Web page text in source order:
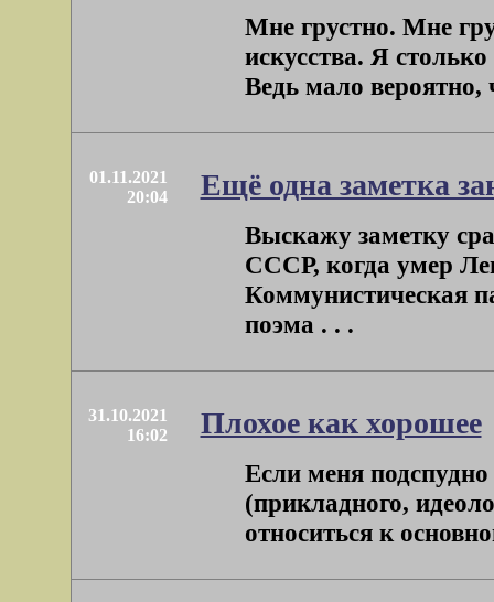
Мне грустно. Мне
искусства. Я
Ведь мало вероятно,
01.11.2021
20:04
Ещё одна заметка
Выскажу заметку
СССР, когда умер
Коммунистическая
поэма . . .
31.10.2021
16:02
Плохое как хорошее
Если меня подспудно
(прикладного,
относиться к